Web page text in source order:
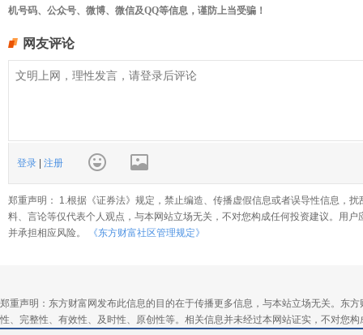
机号码、公众号、微博、微信及QQ等信息，谨防上当受骗！
网友评论
登录 注册
郑重声明： 1.根据《证券法》规定，禁止编造、传播虚假信息或者误导性信息，
料、言论等仅代表个人观点，与本网站立场无关，不对您构成任何投资建议。用
并承担相应风险。
《东方财富社区管理规定》
郑重声明：东方财富网发布此信息的目的在于传播更多信息，与本站立场无关。东
性、完整性、有效性、及时性、原创性等。相关信息并未经过本网站证实，不对您